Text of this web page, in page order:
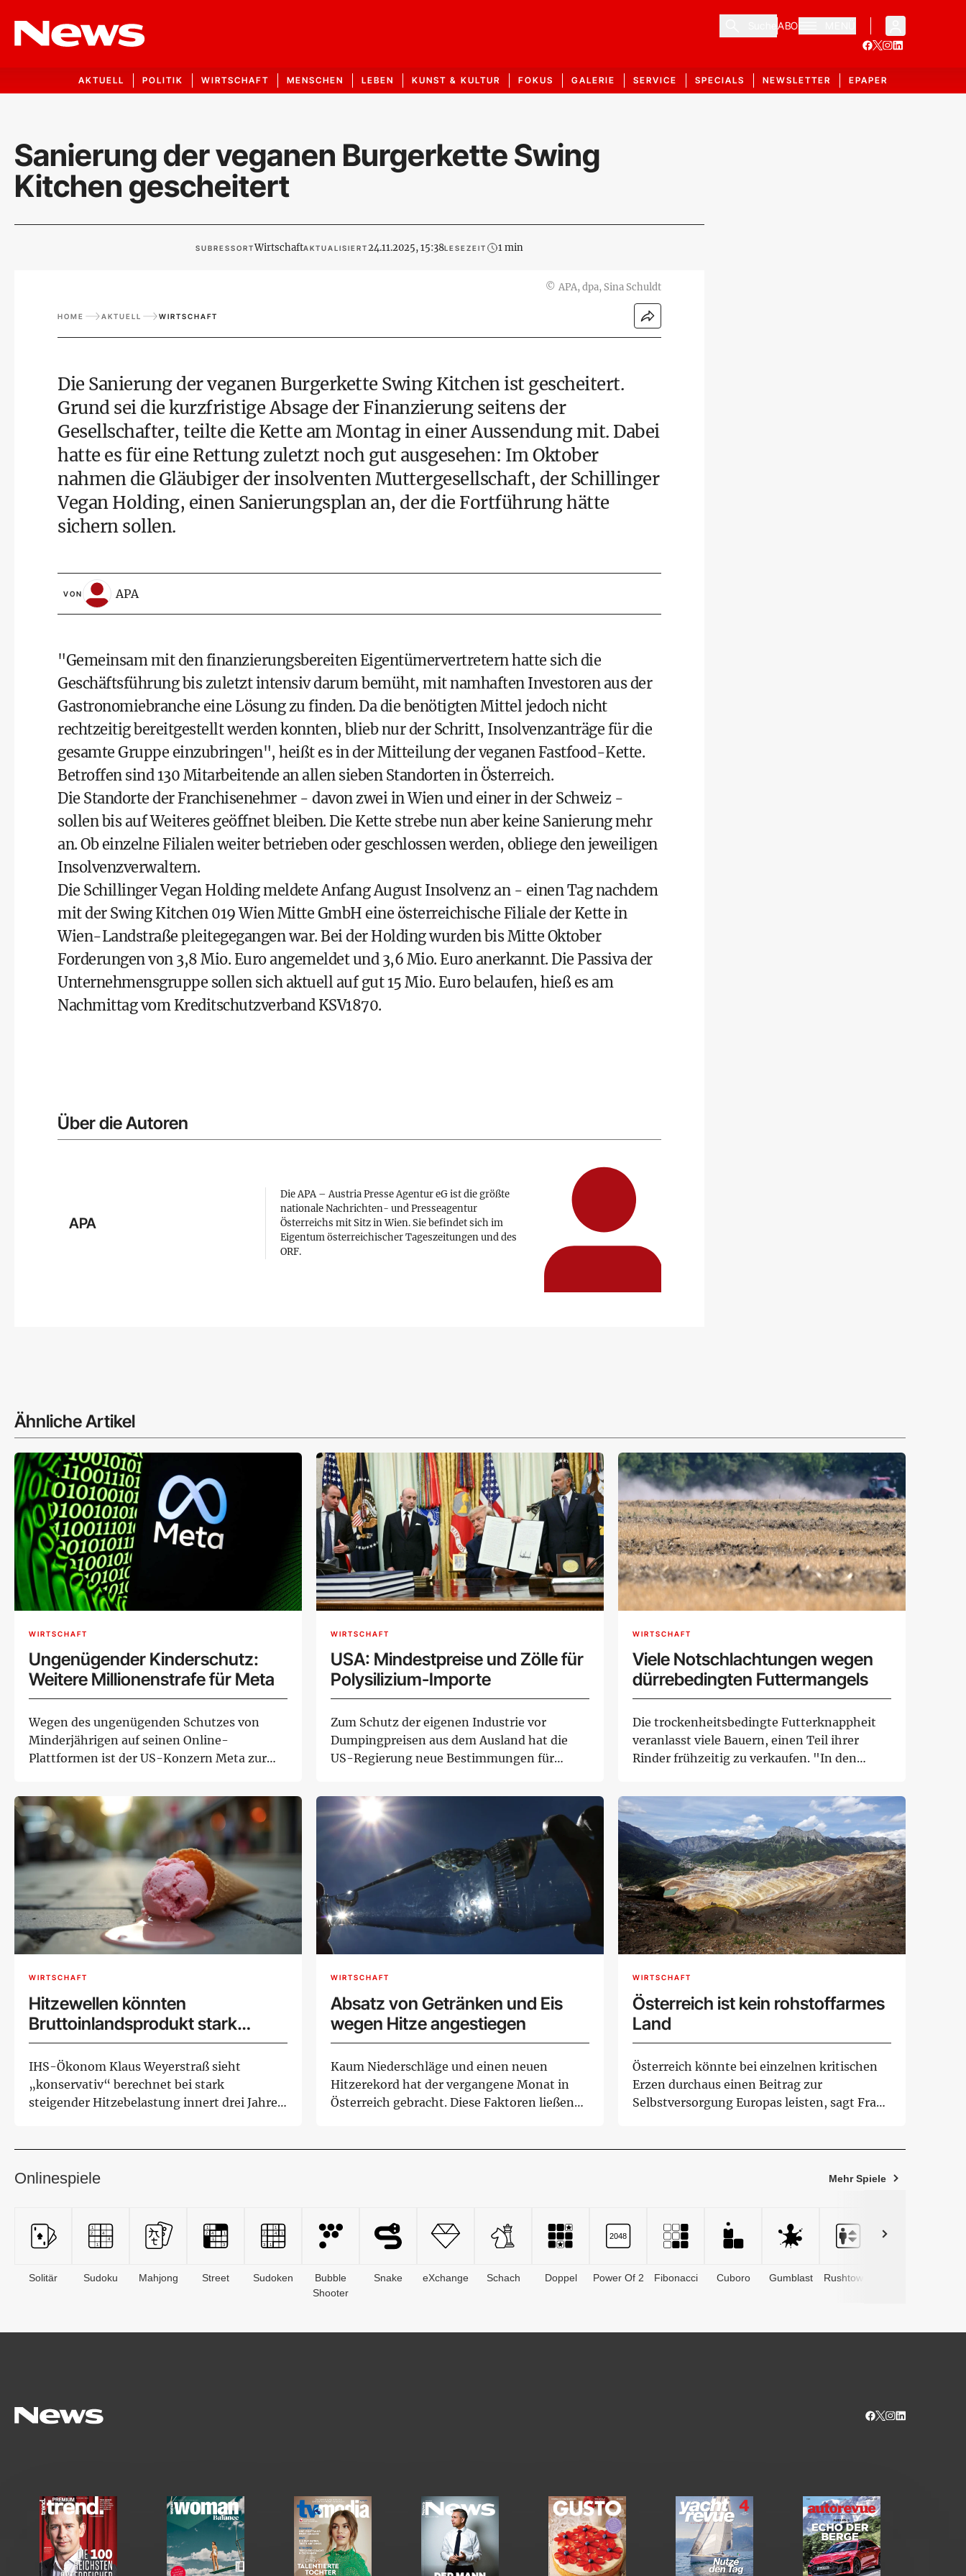
ABO
AKTUELL POLITIK WIRTSCHAFT MENSCHEN LEBEN KUNST & KULTUR FOKUS GALERIE SERVICE SPECIALS NEWSLETTER EPAPER
Sanierung der veganen Burgerkette Swing
Kitchen gescheitert
SUBRESSORTWirtschaftAKTUALISIERT24.11.2025, 15:38LESEZEIT 1 min
© APA, dpa, Sina Schuldt
HOME AKTUELL WIRTSCHAFT
Die Sanierung der veganen Burgerkette Swing Kitchen ist gescheitert.
Grund sei die kurzfristige Absage der Finanzierung seitens der
Gesellschafter, teilte die Kette am Montag in einer Aussendung mit. Dabei
hatte es für eine Rettung zuletzt noch gut ausgesehen: Im Oktober
nahmen die Gläubiger der insolventen Muttergesellschaft, der Schillinger
Vegan Holding, einen Sanierungsplan an, der die Fortführung hätte
sichern sollen.
VON APA
"Gemeinsam mit den finanzierungsbereiten Eigentümervertretern hatte sich die
Geschäftsführung bis zuletzt intensiv darum bemüht, mit namhaften Investoren aus der
Gastronomiebranche eine Lösung zu finden. Da die benötigten Mittel jedoch nicht
rechtzeitig bereitgestellt werden konnten, blieb nur der Schritt, Insolvenzanträge für die
gesamte Gruppe einzubringen", heißt es in der Mitteilung der veganen Fastfood-Kette.
Betroffen sind 130 Mitarbeitende an allen sieben Standorten in Österreich.
Die Standorte der Franchisenehmer - davon zwei in Wien und einer in der Schweiz -
sollen bis auf Weiteres geöffnet bleiben. Die Kette strebe nun aber keine Sanierung mehr
an. Ob einzelne Filialen weiter betrieben oder geschlossen werden, obliege den jeweiligen
Insolvenzverwaltern.
Die Schillinger Vegan Holding meldete Anfang August Insolvenz an - einen Tag nachdem
mit der Swing Kitchen 019 Wien Mitte GmbH eine österreichische Filiale der Kette in
Wien-Landstraße pleitegegangen war. Bei der Holding wurden bis Mitte Oktober
Forderungen von 3,8 Mio. Euro angemeldet und 3,6 Mio. Euro anerkannt. Die Passiva der
Unternehmensgruppe sollen sich aktuell auf gut 15 Mio. Euro belaufen, hieß es am
Nachmittag vom Kreditschutzverband KSV1870.
Über die Autoren
APA
Die APA – Austria Presse Agentur eG ist die größte
nationale Nachrichten- und Presseagentur
Österreichs mit Sitz in Wien. Sie befindet sich im
Eigentum österreichischer Tageszeitungen und des
ORF.
Ähnliche Artikel
WIRTSCHAFT
Ungenügender Kinderschutz:
Weitere Millionenstrafe für Meta
Wegen des ungenügenden Schutzes von
Minderjährigen auf seinen Online-
Plattformen ist der US-Konzern Meta zur
WIRTSCHAFT
USA: Mindestpreise und Zölle für
Polysilizium-Importe
Zum Schutz der eigenen Industrie vor
Dumpingpreisen aus dem Ausland hat die
US-Regierung neue Bestimmungen für
WIRTSCHAFT
Viele Notschlachtungen wegen
dürrebedingten Futtermangels
Die trockenheitsbedingte Futterknappheit
veranlasst viele Bauern, einen Teil ihrer
Rinder frühzeitig zu verkaufen. "In den
WIRTSCHAFT
Hitzewellen könnten
Bruttoinlandsprodukt stark
drücken
IHS-Ökonom Klaus Weyerstraß sieht
„konservativ“ berechnet bei stark
steigender Hitzebelastung innert drei Jahren
WIRTSCHAFT
Absatz von Getränken und Eis
wegen Hitze angestiegen
Kaum Niederschläge und einen neuen
Hitzerekord hat der vergangene Monat in
Österreich gebracht. Diese Faktoren ließen
WIRTSCHAFT
Österreich ist kein rohstoffarmes
Land
Österreich könnte bei einzelnen kritischen
Erzen durchaus einen Beitrag zur
Selbstversorgung Europas leisten, sagt Frank
Onlinespiele Mehr Spiele
Solitär Sudoku Mahjong Street Sudoken
Bubble
Shooter
Snake eXchange Schach Doppel Power Of 2 Fibonacci Cuboro Gumblast Rushtower